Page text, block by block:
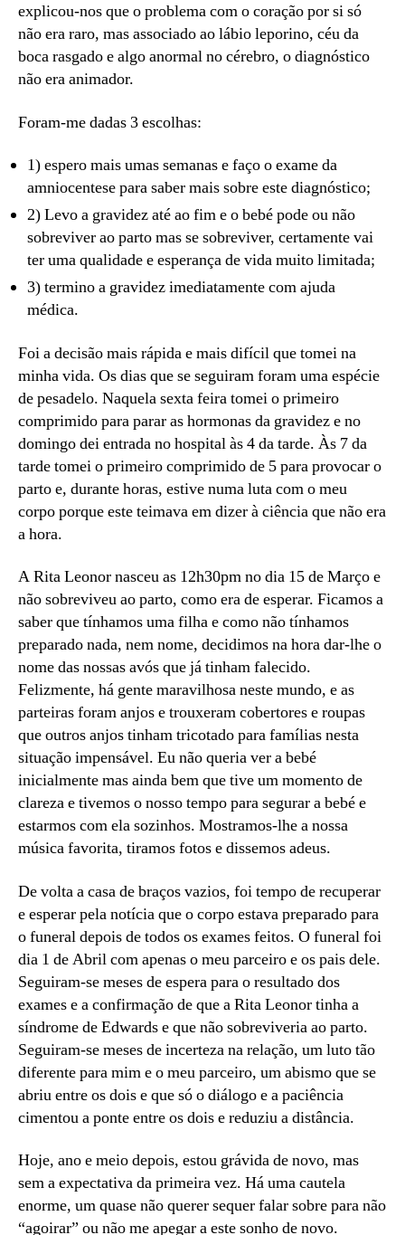
explicou-nos que o problema com o coração por si só
não era raro, mas associado ao lábio leporino, céu da
boca rasgado e algo anormal no cérebro, o diagnóstico
não era animador.
Foram-me dadas 3 escolhas:
1) espero mais umas semanas e faço o exame da
amniocentese para saber mais sobre este diagnóstico;
2) Levo a gravidez até ao fim e o bebé pode ou não
sobreviver ao parto mas se sobreviver, certamente vai
ter uma qualidade e esperança de vida muito limitada;
3) termino a gravidez imediatamente com ajuda
médica.
Foi a decisão mais rápida e mais difícil que tomei na
minha vida. Os dias que se seguiram foram uma espécie
de pesadelo. Naquela sexta feira tomei o primeiro
comprimido para parar as hormonas da gravidez e no
domingo dei entrada no hospital às 4 da tarde. Às 7 da
tarde tomei o primeiro comprimido de 5 para provocar o
parto e, durante horas, estive numa luta com o meu
corpo porque este teimava em dizer à ciência que não era
a hora.
A Rita Leonor nasceu as 12h30pm no dia 15 de Março e
não sobreviveu ao parto, como era de esperar. Ficamos a
saber que tínhamos uma filha e como não tínhamos
preparado nada, nem nome, decidimos na hora dar-lhe o
nome das nossas avós que já tinham falecido.
Felizmente, há gente maravilhosa neste mundo, e as
parteiras foram anjos e trouxeram cobertores e roupas
que outros anjos tinham tricotado para famílias nesta
situação impensável. Eu não queria ver a bebé
inicialmente mas ainda bem que tive um momento de
clareza e tivemos o nosso tempo para segurar a bebé e
estarmos com ela sozinhos. Mostramos-lhe a nossa
música favorita, tiramos fotos e dissemos adeus.
De volta a casa de braços vazios, foi tempo de recuperar
e esperar pela notícia que o corpo estava preparado para
o funeral depois de todos os exames feitos. O funeral foi
dia 1 de Abril com apenas o meu parceiro e os pais dele.
Seguiram-se meses de espera para o resultado dos
exames e a confirmação de que a Rita Leonor tinha a
síndrome de Edwards e que não sobreviveria ao parto.
Seguiram-se meses de incerteza na relação, um luto tão
diferente para mim e o meu parceiro, um abismo que se
abriu entre os dois e que só o diálogo e a paciência
cimentou a ponte entre os dois e reduziu a distância.
Hoje, ano e meio depois, estou grávida de novo, mas
sem a expectativa da primeira vez. Há uma cautela
enorme, um quase não querer sequer falar sobre para não
“agoirar” ou não me apegar a este sonho de novo.